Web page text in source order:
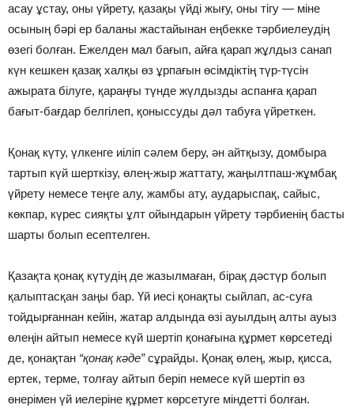
асау ұстау, оны үйрету, қазақы үйдi жығу, оны тiгу — мiне
осының бәрi ер баланы жастайынан еңбекке тәрбиелеудiң
өзегi болған. Ежелден мал бағып, айға қарап жұлдыз санап
күн кешкен қазақ халқы өз ұрпағын өсiмдiктiң түр-түсiн
ажырата бiлуге, қараңғы түнде жүлдызды аспанға қарап
бағыт-бағдар белгiлеп, қоныссуды дәл табуға үйреткен.
Қонақ күту, үлкенге иiлiп сәлем беру, ән айтқызу, домбыра
тартып күй шерткiзу, өлең-жыр жаттату, жаңылтпаш-жұмбақ
үйрету немесе теңге алу, жамбы ату, аударыспақ, сайыс,
көкпар, күрес сияқты ұлт ойындарын үйрету тәрбиенiң басты
шарты болып есептелген.
Қазақта қонақ күтудiң де жазылмаған, бiрақ дәстүр болып
қалыптасқан заңы бар. Үй иесi қонақты сыйлап, ас-суға
тойдырғаннан кейiн, жатар алдында өзi ауылдың алты ауыз
өлеңiн айтып немесе күй шертiп қонағына құрмет көрсетедi
де, қонақтан “қонақ кәде”сұрайды. Қонақ өлең, жыр, қисса,
ертек, терме, толғау айтып берiп немесе күй шертiп өз
өнерiмен үй иелерiне құрмет көрсетуге мiндеттi болған.